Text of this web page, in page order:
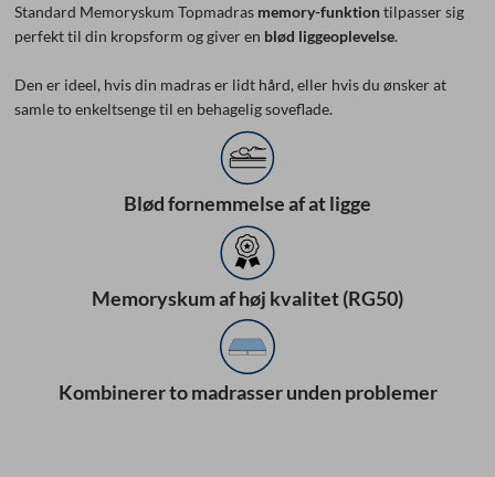
Standard Memoryskum Topmadras memory-funktiontilpasser sig
perfekt til din kropsform og giver en blød liggeoplevelse.
Den er ideel, hvis din madras er lidt hård, eller hvis du ønsker at
samle to enkeltsenge til en behagelig soveflade.
Blød fornemmelse af at ligge
Memoryskum af høj kvalitet (RG50)
Kombinerer to madrasser unden problemer